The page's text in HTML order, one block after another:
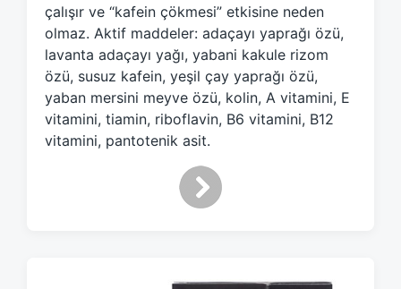
çalışır ve “kafein çökmesi” etkisine neden
olmaz. Aktif maddeler: adaçayı yaprağı özü,
lavanta adaçayı yağı, yabani kakule rizom
özü, susuz kafein, yeşil çay yaprağı özü,
yaban mersini meyve özü, kolin, A vitamini, E
vitamini, tiamin, riboflavin, B6 vitamini, B12
vitamini, pantotenik asit.